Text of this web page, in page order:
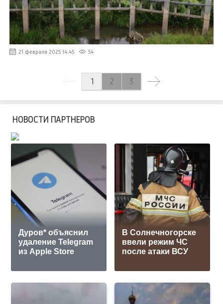
21 февраля 2025 14:45 54
1 2 3
НОВОСТИ ПАРТНЕРОВ
Дуров* объяснил
удаление Telegram
из Apple Store
В Солнечногорске
ввели режим ЧС
после атаки ВСУ